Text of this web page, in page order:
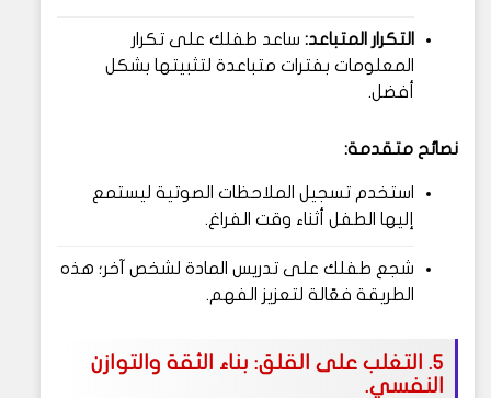
التكرار المتباعد: ساعد طفلك على تكرار
المعلومات بفترات متباعدة لتثبيتها بشكل
أفضل.
نصائح متقدمة:
استخدم تسجيل الملاحظات الصوتية ليستمع
إليها الطفل أثناء وقت الفراغ.
شجع طفلك على تدريس المادة لشخص آخر؛ هذه
الطريقة فعّالة لتعزيز الفهم.
5. التغلب على القلق: بناء الثقة والتوازن
النفسي.